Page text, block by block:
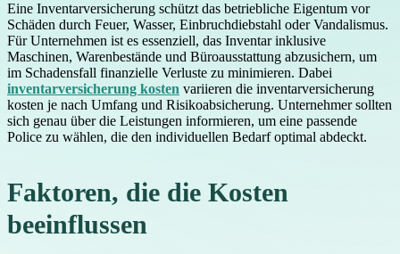
Eine Inventarversicherung schützt das betriebliche Eigentum vor
Schäden durch Feuer, Wasser, Einbruchdiebstahl oder Vandalismus.
Für Unternehmen ist es essenziell, das Inventar inklusive
Maschinen, Warenbestände und Büroausstattung abzusichern, um
im Schadensfall finanzielle Verluste zu minimieren. Dabei
inventarversicherung kosten variieren die inventarversicherung
kosten je nach Umfang und Risikoabsicherung. Unternehmer sollten
sich genau über die Leistungen informieren, um eine passende
Police zu wählen, die den individuellen Bedarf optimal abdeckt.
Faktoren, die die Kosten
beeinflussen